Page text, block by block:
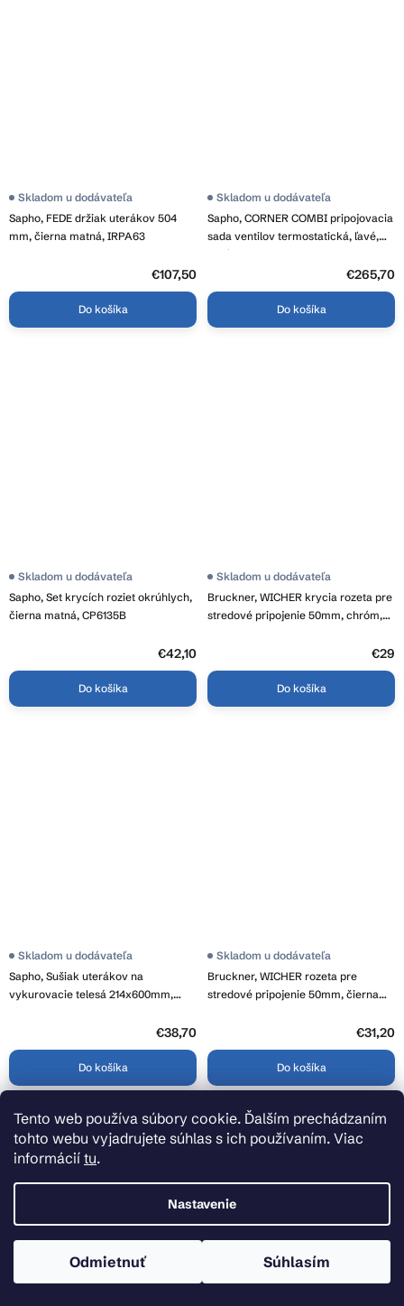
Tento web používa súbory cookie. Ďalším prechádzaním
tohto webu vyjadrujete súhlas s ich používaním. Viac
informácií tu.
Nastavenie
Odmietnuť Súhlasím
Sapho, FEDE držiak uterákov 504
mm, čierna matná, IRPA63
Skladom u dodávateľa
€107,50
Do košíka
Sapho, CORNER COMBI pripojovacia
sada ventilov termostatická, ľavé,
chróm, CP3021S
Skladom u dodávateľa
€265,70
Do košíka
Sapho, Set krycích roziet okrúhlych,
čierna matná, CP6135B
Skladom u dodávateľa
€42,10
Do košíka
Bruckner, WICHER krycia rozeta pre
stredové pripojenie 50mm, chróm,
Skladom u dodávateľa
€29
Do košíka
Sapho, Sušiak uterákov na
vykurovacie telesá 214x600mm,
Skladom u dodávateľa
€38,70
Do košíka
Bruckner, WICHER rozeta pre
stredové pripojenie 50mm, čierna
Skladom u dodávateľa
€31,20
Do košíka